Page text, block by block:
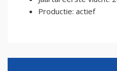
Productie: actief